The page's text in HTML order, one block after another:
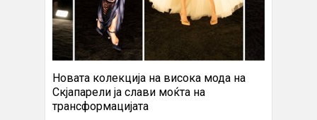
Новата колекција на висока мода на
Скјапарели ја слави моќта на
трансформацијата